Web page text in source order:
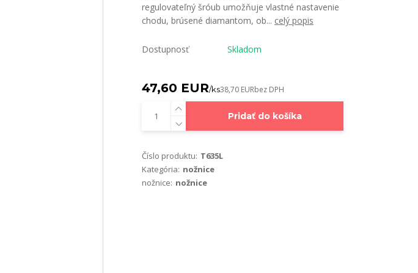
regulovateľný šróub umožňuje vlastné nastavenie
chodu, brúsené diamantom, ob... celý popis
Dostupnosť Skladom
47,60 EUR/ks38,70 EURbez DPH
Pridať do košíka
Číslo produktu: T635L
Kategória: nožnice
nožnice: nožnice